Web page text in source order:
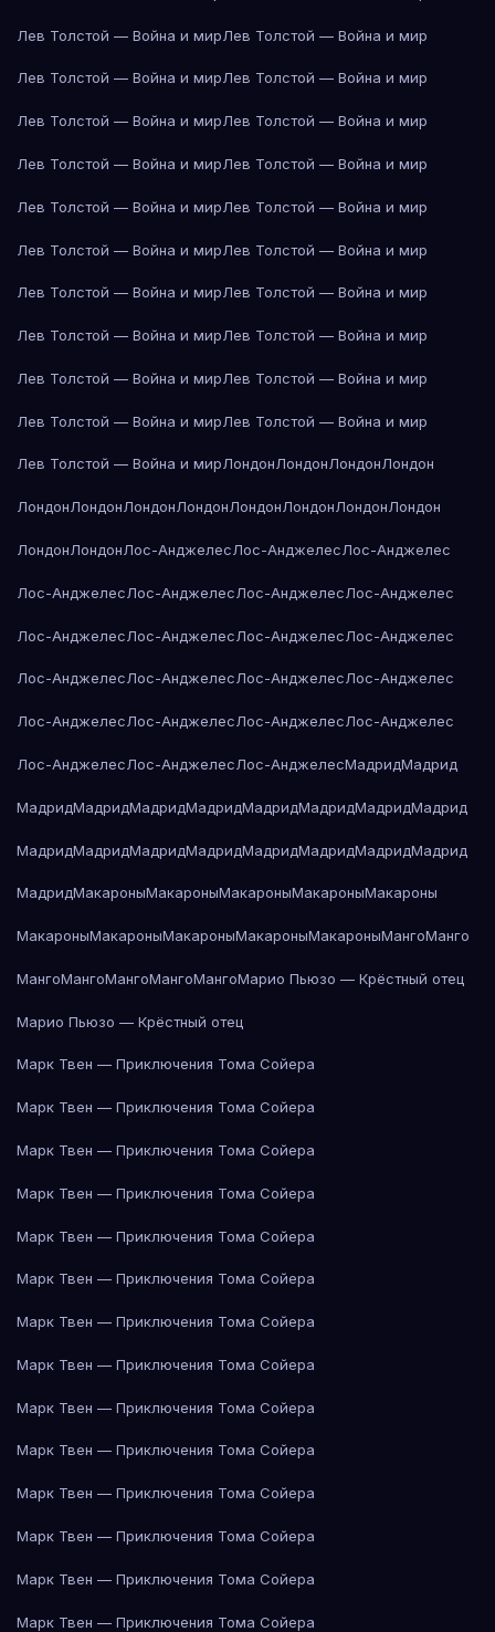
Лев Толстой — Война и мирЛев Толстой — Война и мир
Лев Толстой — Война и мирЛев Толстой — Война и мир
Лев Толстой — Война и мирЛев Толстой — Война и мир
Лев Толстой — Война и мирЛев Толстой — Война и мир
Лев Толстой — Война и мирЛев Толстой — Война и мир
Лев Толстой — Война и мирЛев Толстой — Война и мир
Лев Толстой — Война и мирЛев Толстой — Война и мир
Лев Толстой — Война и мирЛев Толстой — Война и мир
Лев Толстой — Война и мирЛев Толстой — Война и мир
Лев Толстой — Война и мирЛев Толстой — Война и мир
Лев Толстой — Война и мирЛондонЛондонЛондонЛондон
ЛондонЛондонЛондонЛондонЛондонЛондонЛондонЛондон
ЛондонЛондонЛос-АнджелесЛос-АнджелесЛос-Анджелес
Лос-АнджелесЛос-АнджелесЛос-АнджелесЛос-Анджелес
Лос-АнджелесЛос-АнджелесЛос-АнджелесЛос-Анджелес
Лос-АнджелесЛос-АнджелесЛос-АнджелесЛос-Анджелес
Лос-АнджелесЛос-АнджелесЛос-АнджелесЛос-Анджелес
Лос-АнджелесЛос-АнджелесЛос-АнджелесМадридМадрид
МадридМадридМадридМадридМадридМадридМадридМадрид
МадридМадридМадридМадридМадридМадридМадридМадрид
МадридМакароныМакароныМакароныМакароныМакароны
МакароныМакароныМакароныМакароныМакароныМангоМанго
МангоМангоМангоМангоМангоМарио Пьюзо — Крёстный отец
Марио Пьюзо — Крёстный отец
Марк Твен — Приключения Тома Сойера
Марк Твен — Приключения Тома Сойера
Марк Твен — Приключения Тома Сойера
Марк Твен — Приключения Тома Сойера
Марк Твен — Приключения Тома Сойера
Марк Твен — Приключения Тома Сойера
Марк Твен — Приключения Тома Сойера
Марк Твен — Приключения Тома Сойера
Марк Твен — Приключения Тома Сойера
Марк Твен — Приключения Тома Сойера
Марк Твен — Приключения Тома Сойера
Марк Твен — Приключения Тома Сойера
Марк Твен — Приключения Тома Сойера
Марк Твен — Приключения Тома Сойера